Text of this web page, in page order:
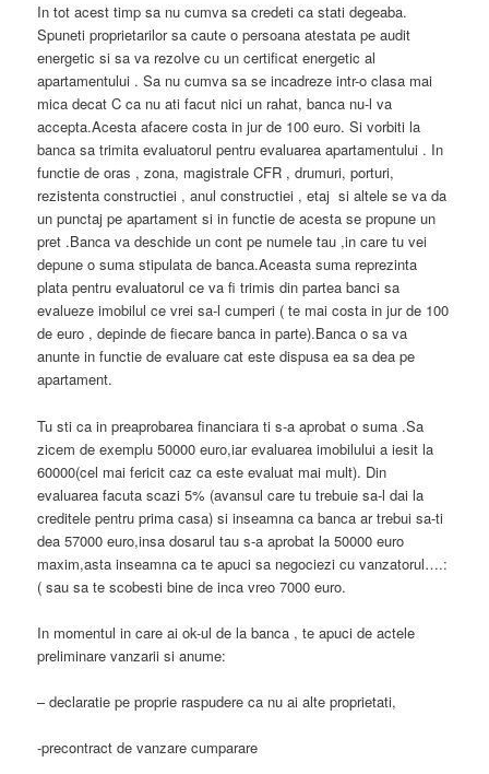
In tot acest timp sa nu cumva sa credeti ca stati degeaba.
Spuneti proprietarilor sa caute o persoana atestata pe audit
energetic si sa va rezolve cu un certificat energetic al
apartamentului . Sa nu cumva sa se incadreze intr-o clasa mai
mica decat C ca nu ati facut nici un rahat, banca nu-l va
accepta.Acesta afacere costa in jur de 100 euro. Si vorbiti la
banca sa trimita evaluatorul pentru evaluarea apartamentului . In
functie de oras , zona, magistrale CFR , drumuri, porturi,
rezistenta constructiei , anul constructiei , etaj si altele se va da
un punctaj pe apartament si in functie de acesta se propune un
pret .Banca va deschide un cont pe numele tau ,in care tu vei
depune o suma stipulata de banca.Aceasta suma reprezinta
plata pentru evaluatorul ce va fi trimis din partea banci sa
evalueze imobilul ce vrei sa-l cumperi ( te mai costa in jur de 100
de euro , depinde de fiecare banca in parte).Banca o sa va
anunte in functie de evaluare cat este dispusa ea sa dea pe
apartament.
Tu sti ca in preaprobarea financiara ti s-a aprobat o suma .Sa
zicem de exemplu 50000 euro,iar evaluarea imobilului a iesit la
60000(cel mai fericit caz ca este evaluat mai mult). Din
evaluarea facuta scazi 5% (avansul care tu trebuie sa-l dai la
creditele pentru prima casa) si inseamna ca banca ar trebui sa-ti
dea 57000 euro,insa dosarul tau s-a aprobat la 50000 euro
maxim,asta inseamna ca te apuci sa negociezi cu vanzatorul….:
( sau sa te scobesti bine de inca vreo 7000 euro.
In momentul in care ai ok-ul de la banca , te apuci de actele
preliminare vanzarii si anume:
– declaratie pe proprie raspudere ca nu ai alte proprietati,
-precontract de vanzare cumparare